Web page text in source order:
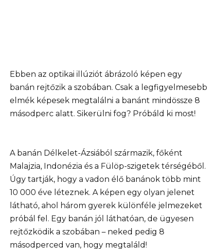
Ebben az optikai illúziót ábrázoló képen egy
banán rejtőzik a szobában. Csak a legfigyelmesebb
elmék képesek megtalálni a banánt mindössze 8
másodperc alatt. Sikerülni fog? Próbáld ki most!
A banán Délkelet-Ázsiából származik, főként
Malajzia, Indonézia és a Fülöp-szigetek térségéből.
Úgy tartják, hogy a vadon élő banánok több mint
10 000 éve léteznek. A képen egy olyan jelenet
látható, ahol három gyerek különféle jelmezeket
próbál fel. Egy banán jól láthatóan, de ügyesen
rejtőzködik a szobában – neked pedig 8
másodperced van, hogy megtaláld!